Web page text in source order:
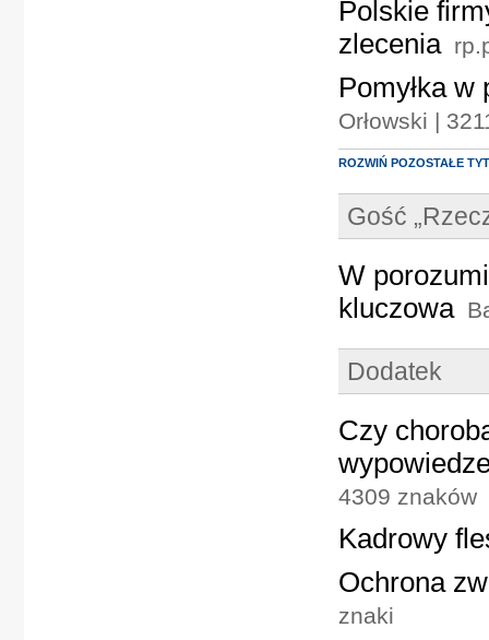
Polskie
zlecenia
Pomyłka
Orłowski |
ROZWIŃ POZOSTAŁE
Gość
W
kluczowa
Dodatek
Czy
4309 znaków
Kadrowy
Ochrona
znaki